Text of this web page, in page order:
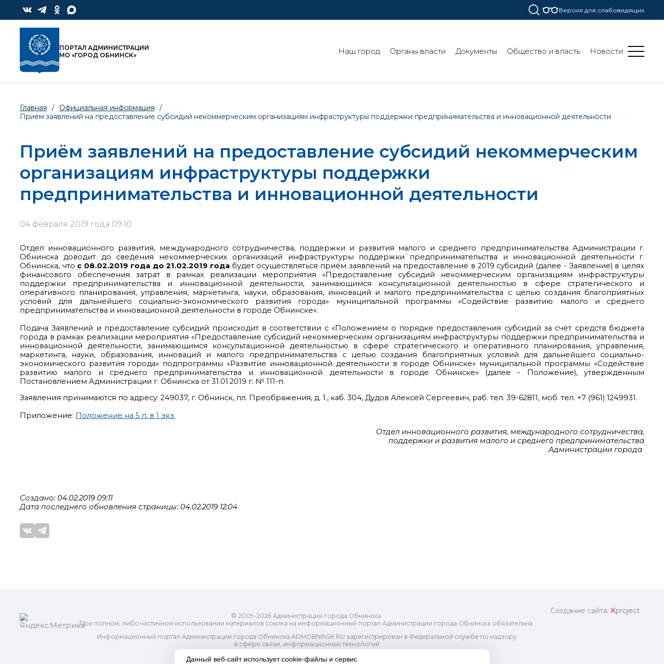
Версия для слабовидящих
ПОРТАЛ АДМИНИСТРАЦИИ
МО «ГОРОД ОБНИНСК»
Наш город Органы власти Документы Общество и власть Новости
Главная / Официальная информация
/
Приём заявлений на предоставление субсидий некоммерческим организациям инфраструктуры поддержки предпринимательства и инновационной деятельности
Приём заявлений на предоставление субсидий некоммерческим
организациям инфраструктуры поддержки
предпринимательства и инновационной деятельности
04 февраля 2019 года 09:10
Отдел инновационного развития, международного сотрудничества, поддержки и развития малого и среднего предпринимательства Администрации г.
Обнинска доводит до сведения некоммерческих организаций инфраструктуры поддержки предпринимательства и инновационной деятельности г.
Обнинска, что с 08.02.2019 года до 21.02.2019 года будет осуществляться приём заявлений на предоставление в 2019 субсидий (далее - Заявление) в целях
финансового обеспечения затрат в рамках реализации мероприятия «Предоставление субсидий некоммерческим организациям инфраструктуры
поддержки предпринимательства и инновационной деятельности, занимающимся консультационной деятельностью в сфере стратегического и
оперативного планирования, управления, маркетинга, науки, образования, инноваций и малого предпринимательства с целью создания благоприятных
условий для дальнейшего социально-экономического развития города» муниципальной программы «Содействие развитию малого и среднего
предпринимательства и инновационной деятельности в городе Обнинске».
Подача Заявлений и предоставление субсидий происходит в соответствии с «Положением о порядке предоставления субсидий за счёт средств бюджета
города в рамках реализации мероприятия «Предоставление субсидий некоммерческим организациям инфраструктуры поддержки предпринимательства и
инновационной деятельности, занимающимся консультационной деятельностью в сфере стратегического и оперативного планирования, управления,
маркетинга, науки, образования, инноваций и малого предпринимательства с целью создания благоприятных условий для дальнейшего социально-
экономического развития города» подпрограммы «Развитие инновационной деятельности в городе Обнинске» муниципальной программы «Содействие
развитию малого и среднего предпринимательства и инновационной деятельности в городе Обнинске» (далее - Положение), утверждённым
Постановлением Администрации г. Обнинска от 31.01.2019 г. № 111-п.
Заявления принимаются по адресу: 249037, г. Обнинск, пл. Преображения, д. 1., каб. 304, Дудов Алексей Сергеевич, раб. тел. 39-62811, моб. тел. +7 (961) 1249931.
Приложение: Положение на 5 л. в 1 экз.
Отдел инновационного развития, международного сотрудничества,
поддержки и развития малого и среднего предпринимательства
Администрации города
Создано: 04.02.2019 09:11
Дата последнего обновления страницы: 04.02.2019 12:04
© 2009-2026 Администрация города Обнинска.
При полном, либо частичном использовании материалов ссылка на информационный портал Администрации города Обнинска обязательна.
Информационный портал Администрации города Обнинска ADMOBNINSK.RU зарегистрирован в Федеральной службе по надзору
в сфере связи, информационных технологий
Свидетельство о регистрации Эл № ФС77-73321
Создание сайта: Kproject
Данный веб-сайт использует cookie-файлы и сервис